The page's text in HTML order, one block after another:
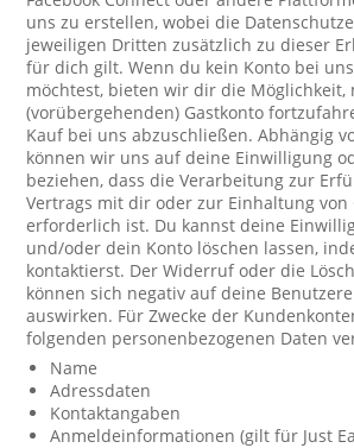
uns zu erstellen, wobei die
jeweiligen Dritten zusätzlich zu dieser
für dich gilt. Wenn du kein Konto bei
möchtest, bieten wir dir die Möglichkeit,
(vorübergehenden) Gastkonto
Kauf bei uns abzuschließen. Abhängig
können wir uns auf deine Einwilligung
beziehen, dass die Verarbeitung zur
Vertrags mit dir oder zur Einhaltung von
erforderlich ist. Du kannst deine
und/oder dein Konto löschen lassen,
kontaktierst. Der Widerruf oder die
können sich negativ auf deine
auswirken. Für Zwecke der
folgenden personenbezogenen Daten
Name
Adressdaten
Kontaktangaben
Anmeldeinformationen (gilt für Just